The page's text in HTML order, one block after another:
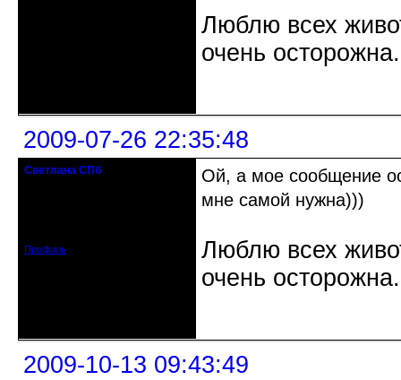
Люблю всех
очень
2009-07-26 22:35:48
Светлана СПб
Профиль
Ой, а мое сообщение
мне самой нужна)))
Люблю всех
очень
2009-10-13 09:43:49